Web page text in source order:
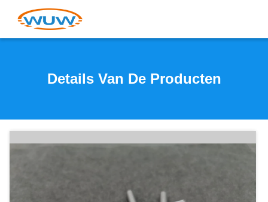
Details Van De Producten